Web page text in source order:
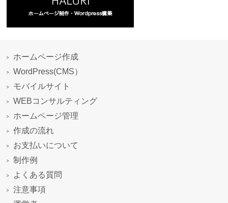
ホームページ作成
WordPress(CMS）
モバイルサイト
WEBコンサルティング
ホームページ管理
作成の流れ
お支払いについて
制作例
よくある質問
注意事項